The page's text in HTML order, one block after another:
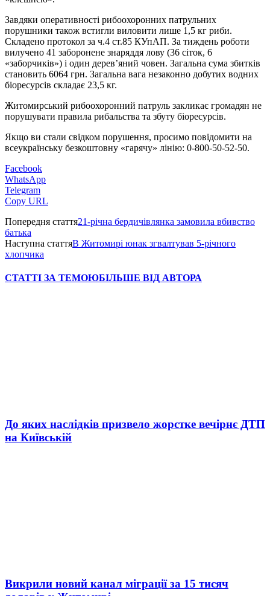
Завдяки оперативності рибоохоронних патрульних
порушники також встигли виловити лише 1,5 кг риби.
Складено протокол за ч.4 ст.85 КУпАП. За тиждень роботи
вилучено 41 заборонене знаряддя лову (36 сіток, 6
«заборчиків») і один дерев’яний човен. Загальна сума збитків
становить 6064 грн. Загальна вага незаконно добутих водних
біоресурсів складає 23,5 кг.
Житомирський рибоохоронний патруль закликає громадян не
порушувати правила рибальства та збуту біоресурсів.
Якщо ви стали свідком порушення, просимо повідомити на
всеукраїнську безкоштовну «гарячу» лінію: 0-800-50-52-50.
Facebook
WhatsApp
Telegram
Copy URL
Попередня стаття21-річна бердичівлянка замовила вбивство
батька
Наступна статтяВ Житомирі юнак згвалтував 5-річного
хлопчика
СТАТТІ ЗА ТЕМОЮБІЛЬШЕ ВІД АВТОРА
До яких наслідків призвело жорстке вечірнє ДТП
на Київській
Викрили новий канал міграції за 15 тисяч